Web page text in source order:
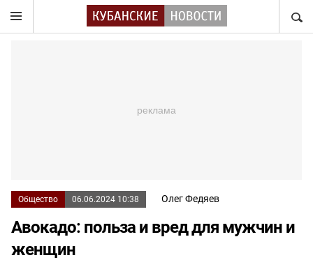
Общество 06.06.2024 10:38 Олег Федяев
Авокадо: польза и вред для мужчин и
женщин